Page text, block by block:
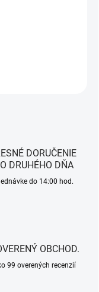
DORUČENIE
DRUHÉHO DŇA
do 14:00 hod.
OBCHOD.
99 overených recenzií